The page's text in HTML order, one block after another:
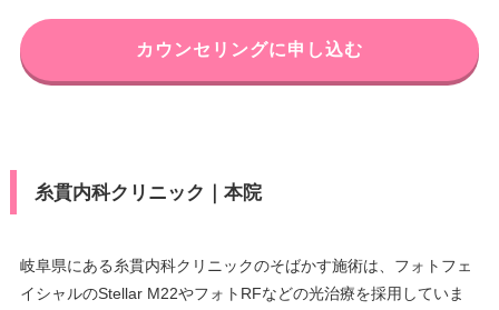
カウンセリングに申し込む
糸貫内科クリニック｜本院
岐阜県にある糸貫内科クリニックのそばかす施術は、フォトフェ
イシャルのStellar M22やフォトRFなどの光治療を採用していま